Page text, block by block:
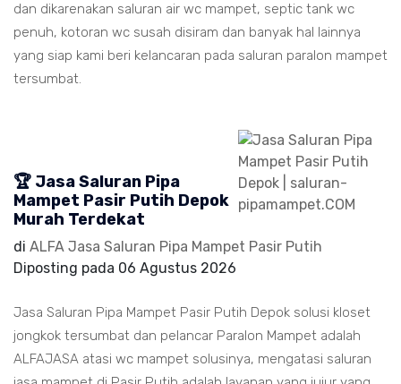
dan dikarenakan saluran air wc mampet, septic tank wc
penuh, kotoran wc susah disiram dan banyak hal lainnya
yang siap kami beri kelancaran pada saluran paralon mampet
tersumbat.
🏆 Jasa Saluran Pipa
Mampet Pasir Putih Depok
Murah Terdekat
di ALFA Jasa Saluran Pipa Mampet Pasir Putih
Diposting pada 06 Agustus 2026
Jasa Saluran Pipa Mampet Pasir Putih Depok solusi kloset
jongkok tersumbat dan pelancar Paralon Mampet adalah
ALFAJASA atasi wc mampet solusinya, mengatasi saluran